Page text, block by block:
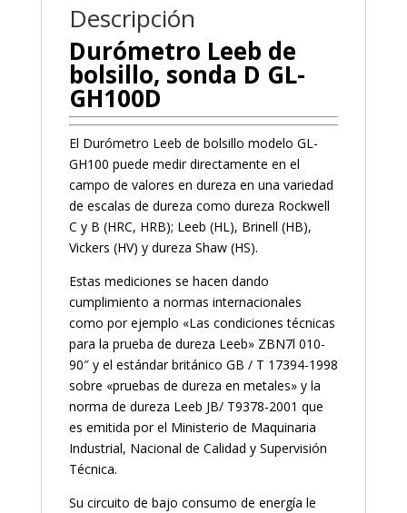
Descripción
Durómetro Leeb de
bolsillo, sonda D GL-
GH100D
El Durómetro Leeb de bolsillo modelo GL-
GH100 puede medir directamente en el
campo de valores en dureza en una variedad
de escalas de dureza como dureza Rockwell
C y B (HRC, HRB); Leeb (HL), Brinell (HB),
Vickers (HV) y dureza Shaw (HS).
Estas mediciones se hacen dando
cumplimiento a normas internacionales
como por ejemplo «Las condiciones técnicas
para la prueba de dureza Leeb» ZBN7l 010-
90″ y el estándar británico GB / T 17394-1998
sobre «pruebas de dureza en metales» y la
norma de dureza Leeb JB/ T9378-2001 que
es emitida por el Ministerio de Maquinaria
Industrial, Nacional de Calidad y Supervisión
Técnica.
Su circuito de bajo consumo de energía le